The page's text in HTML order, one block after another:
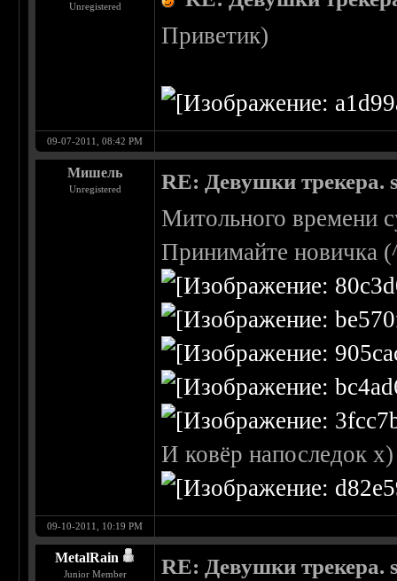
Unregistered
Приветик)
09-07-2011, 08:42 PM
Мишель
Unregistered RE: Девушки трекера.
Митольного времени
Принимайте новичка
И ковёр напоследок х)
09-10-2011, 10:19 PM
MetalRain
Junior Member RE: Девушки трекера.